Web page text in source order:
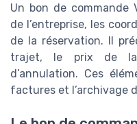
Un bon de commande
de l’entreprise, les
de la réservation. Il
trajet, le prix de la
d’annulation. Ces
factures et l’archivage